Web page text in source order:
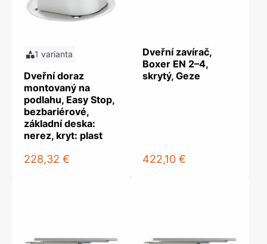
1 varianta
Dveřní doraz
montovaný na
podlahu, Easy Stop,
bezbariérové,
základní deska:
nerez, kryt: plast
228,32 €
Dveřní zavírač,
Boxer EN 2–4,
skrytý, Geze
422,10 €